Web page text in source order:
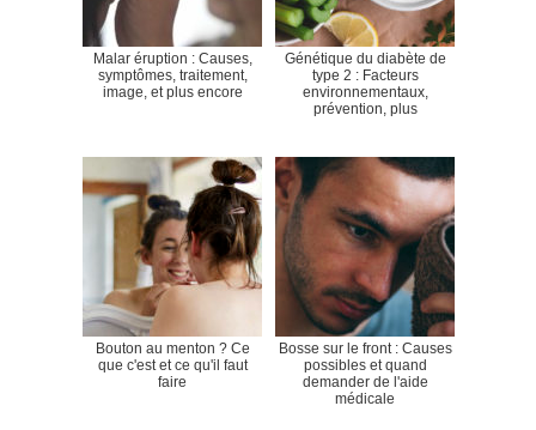
Malar éruption : Causes,
symptômes, traitement,
image, et plus encore
Génétique du diabète de
type 2 : Facteurs
environnementaux,
prévention, plus
Bouton au menton ? Ce
que c'est et ce qu'il faut
faire
Bosse sur le front : Causes
possibles et quand
demander de l'aide
médicale